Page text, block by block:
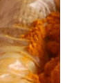
Add to
Wishlist